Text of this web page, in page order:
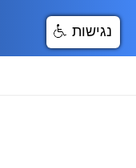
נגישות